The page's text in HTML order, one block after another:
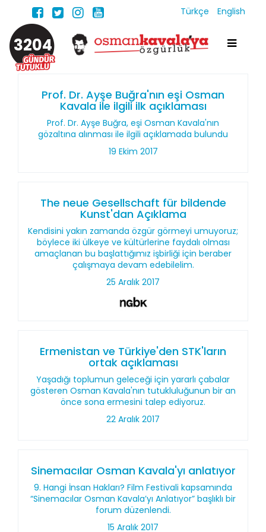
Türkçe English
3204
Prof. Dr. Ayşe Buğra'nın eşi Osman
Kavala ile ilgili ilk açıklaması
Prof. Dr. Ayşe Buğra, eşi Osman Kavala'nın
gözaltına alınması ile ilgili açıklamada bulundu
19 Ekim 2017
The neue Gesellschaft für bildende
Kunst'dan Açıklama
Kendisini yakın zamanda özgür görmeyi umuyoruz;
böylece iki ülkeye ve kültürlerine faydalı olması
amaçlanan bu başlattığımız işbirliği için beraber
çalışmaya devam edebilelim.
25 Aralık 2017
Ermenistan ve Türkiye'den STK'ların
ortak açıklaması
Yaşadığı toplumun geleceği için yararlı çabalar
gösteren Osman Kavala'nın tutukluluğunun bir an
önce sona ermesini talep ediyoruz.
22 Aralık 2017
Sinemacılar Osman Kavala'yı anlatıyor
9. Hangi İnsan Hakları? Film Festivali kapsamında
“Sinemacılar Osman Kavala’yı Anlatıyor” başlıklı bir
forum düzenlendi.
15 Aralık 2017